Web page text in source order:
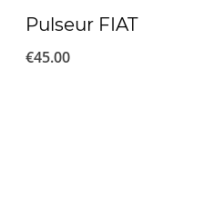
Pulseur FIAT
€45.00